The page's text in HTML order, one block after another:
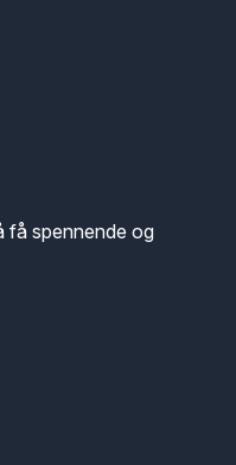
få spennende og